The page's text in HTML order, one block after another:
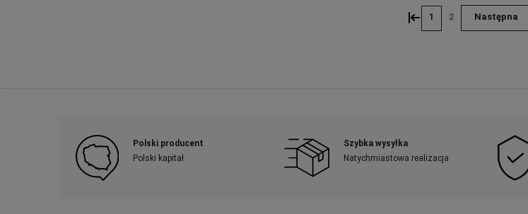
« 1 2
Polski producent
Polski kapitał
Szybka wysyłka
Natychmiastowa realizacja